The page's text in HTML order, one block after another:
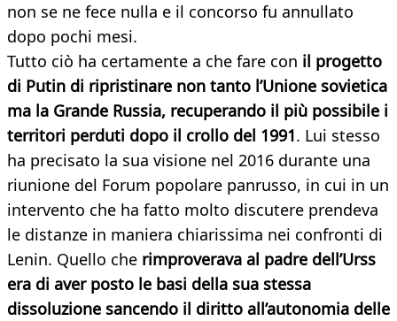
non se ne fece nulla e il concorso fu annullato
dopo pochi mesi.
Tutto ciò ha certamente a che fare con il progetto
di Putin di ripristinare non tanto l’Unione sovietica
ma la Grande Russia, recuperando il più possibile i
territori perduti dopo il crollo del 1991. Lui stesso
ha precisato la sua visione nel 2016 durante una
riunione del Forum popolare panrusso, in cui in un
intervento che ha fatto molto discutere prendeva
le distanze in maniera chiarissima nei confronti di
Lenin. Quello che rimproverava al padre dell’Urss
era di aver posto le basi della sua stessa
dissoluzione sancendo il diritto all’autonomia delle